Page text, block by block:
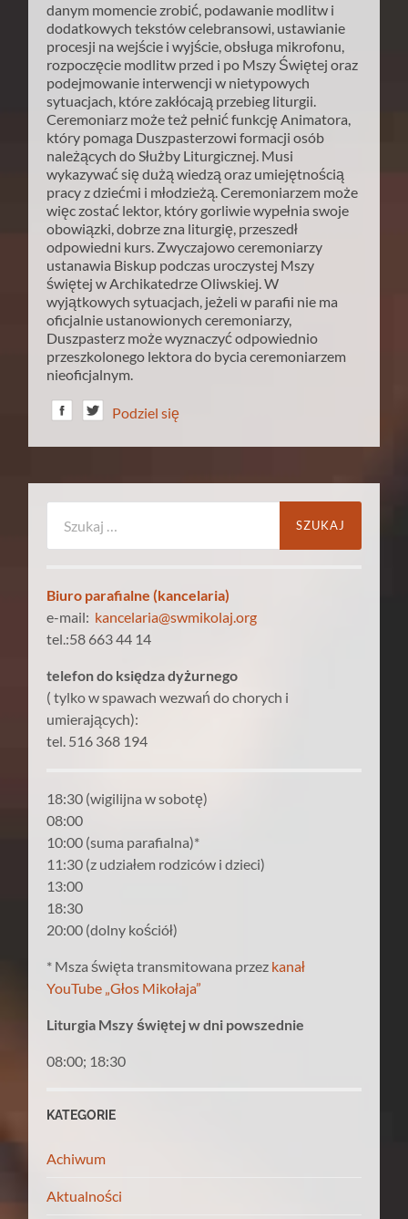
danym momencie zrobić, podawanie modlitw i
dodatkowych tekstów celebransowi, ustawianie
procesji na wejście i wyjście, obsługa mikrofonu,
rozpoczęcie modlitw przed i po Mszy Świętej oraz
podejmowanie interwencji w nietypowych
sytuacjach, które zakłócają przebieg liturgii.
Ceremoniarz może też pełnić funkcję Animatora,
który pomaga Duszpasterzowi formacji osób
należących do Służby Liturgicznej. Musi
wykazywać się dużą wiedzą oraz umiejętnością
pracy z dziećmi i młodzieżą. Ceremoniarzem może
więc zostać lektor, który gorliwie wypełnia swoje
obowiązki, dobrze zna liturgię, przeszedł
odpowiedni kurs. Zwyczajowo ceremoniarzy
ustanawia Biskup podczas uroczystej Mszy
świętej w Archikatedrze Oliwskiej. W
wyjątkowych sytuacjach, jeżeli w parafii nie ma
oficjalnie ustanowionych ceremoniarzy,
Duszpasterz może wyznaczyć odpowiednio
przeszkolonego lektora do bycia ceremoniarzem
nieoficjalnym.
Podziel się
Biuro parafialne (kancelaria)
e-mail: kancelaria@swmikolaj.org
tel.:58 663 44 14
telefon do księdza dyżurnego
( tylko w spawach wezwań do chorych i
umierających):
tel. 516 368 194
18:30 (wigilijna w sobotę)
08:00
10:00 (suma parafialna)*
11:30 (z udziałem rodziców i dzieci)
13:00
18:30
20:00 (dolny kościół)
* Msza święta transmitowana przez kanał
YouTube „Głos Mikołaja”
Liturgia Mszy świętej w dni powszednie
08:00; 18:30
KATEGORIE
Achiwum
Aktualności